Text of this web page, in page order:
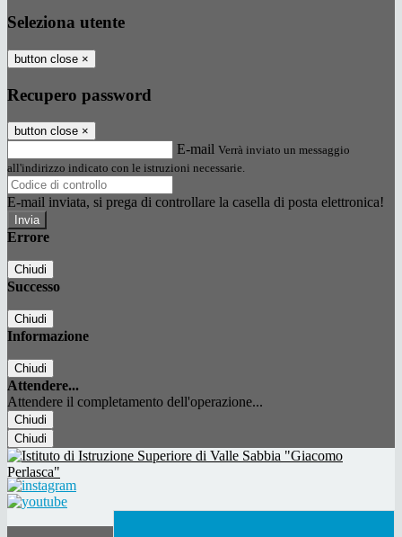
Seleziona utente
button close ×
Recupero password
button close ×
E-mail Verrà inviato un messaggio
all'indirizzo indicato con le istruzioni necessarie.
E-mail inviata, si prega di controllare la casella di posta elettronica!
Errore
Chiudi
Successo
Chiudi
Informazione
Chiudi
Attendere...
Attendere il completamento dell'operazione...
Chiudi
Chiudi